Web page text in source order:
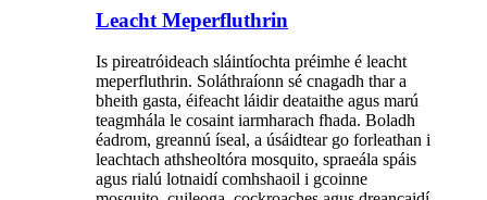
Leacht Meperfluthrin
Is pireatróideach sláintíochta préimhe é leacht
meperfluthrin. Soláthraíonn sé cnagadh thar a
bheith gasta, éifeacht láidir deataithe agus marú
teagmhála le cosaint iarmharach fhada. Boladh
éadrom, greannú íseal, a úsáidtear go forleathan i
leachtach athsheoltóra mosquito, spraeála spáis
agus rialú lotnaidí comhshaoil ​​​​i gcoinne